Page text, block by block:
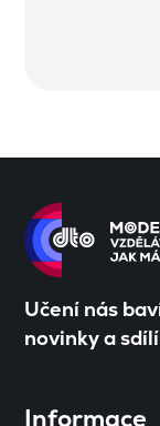
Učení nás
novinky a
Informace